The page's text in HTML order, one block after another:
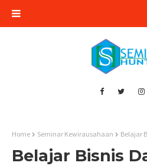
Home Seminar Kewirausahaan Belajar
Belajar Bisnis